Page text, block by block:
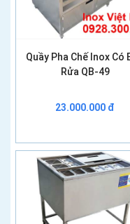
Quầy Pha Chế Inox Có
Rửa QB-49
23.000.000 đ